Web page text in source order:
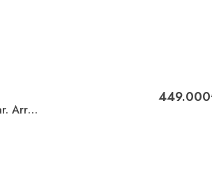
Piso en venta en Las Castañeras – Bulevar. Arroyomolinos